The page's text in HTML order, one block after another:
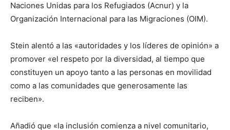
Naciones Unidas para los Refugiados (Acnur) y la
Organización Internacional para las Migraciones (OIM).
Stein alentó a las «autoridades y los líderes de opinión» a
promover «el respeto por la diversidad, al tiempo que
constituyen un apoyo tanto a las personas en movilidad
como a las comunidades que generosamente las
reciben».
Añadió que «la inclusión comienza a nivel comunitario,